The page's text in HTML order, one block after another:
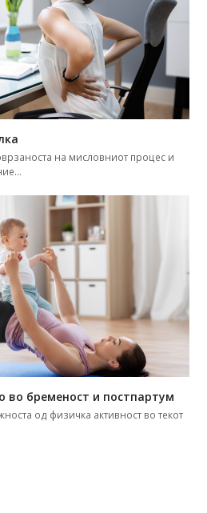
на мисловниот процес и
во бременост и постпартум
од физичка активност во текот